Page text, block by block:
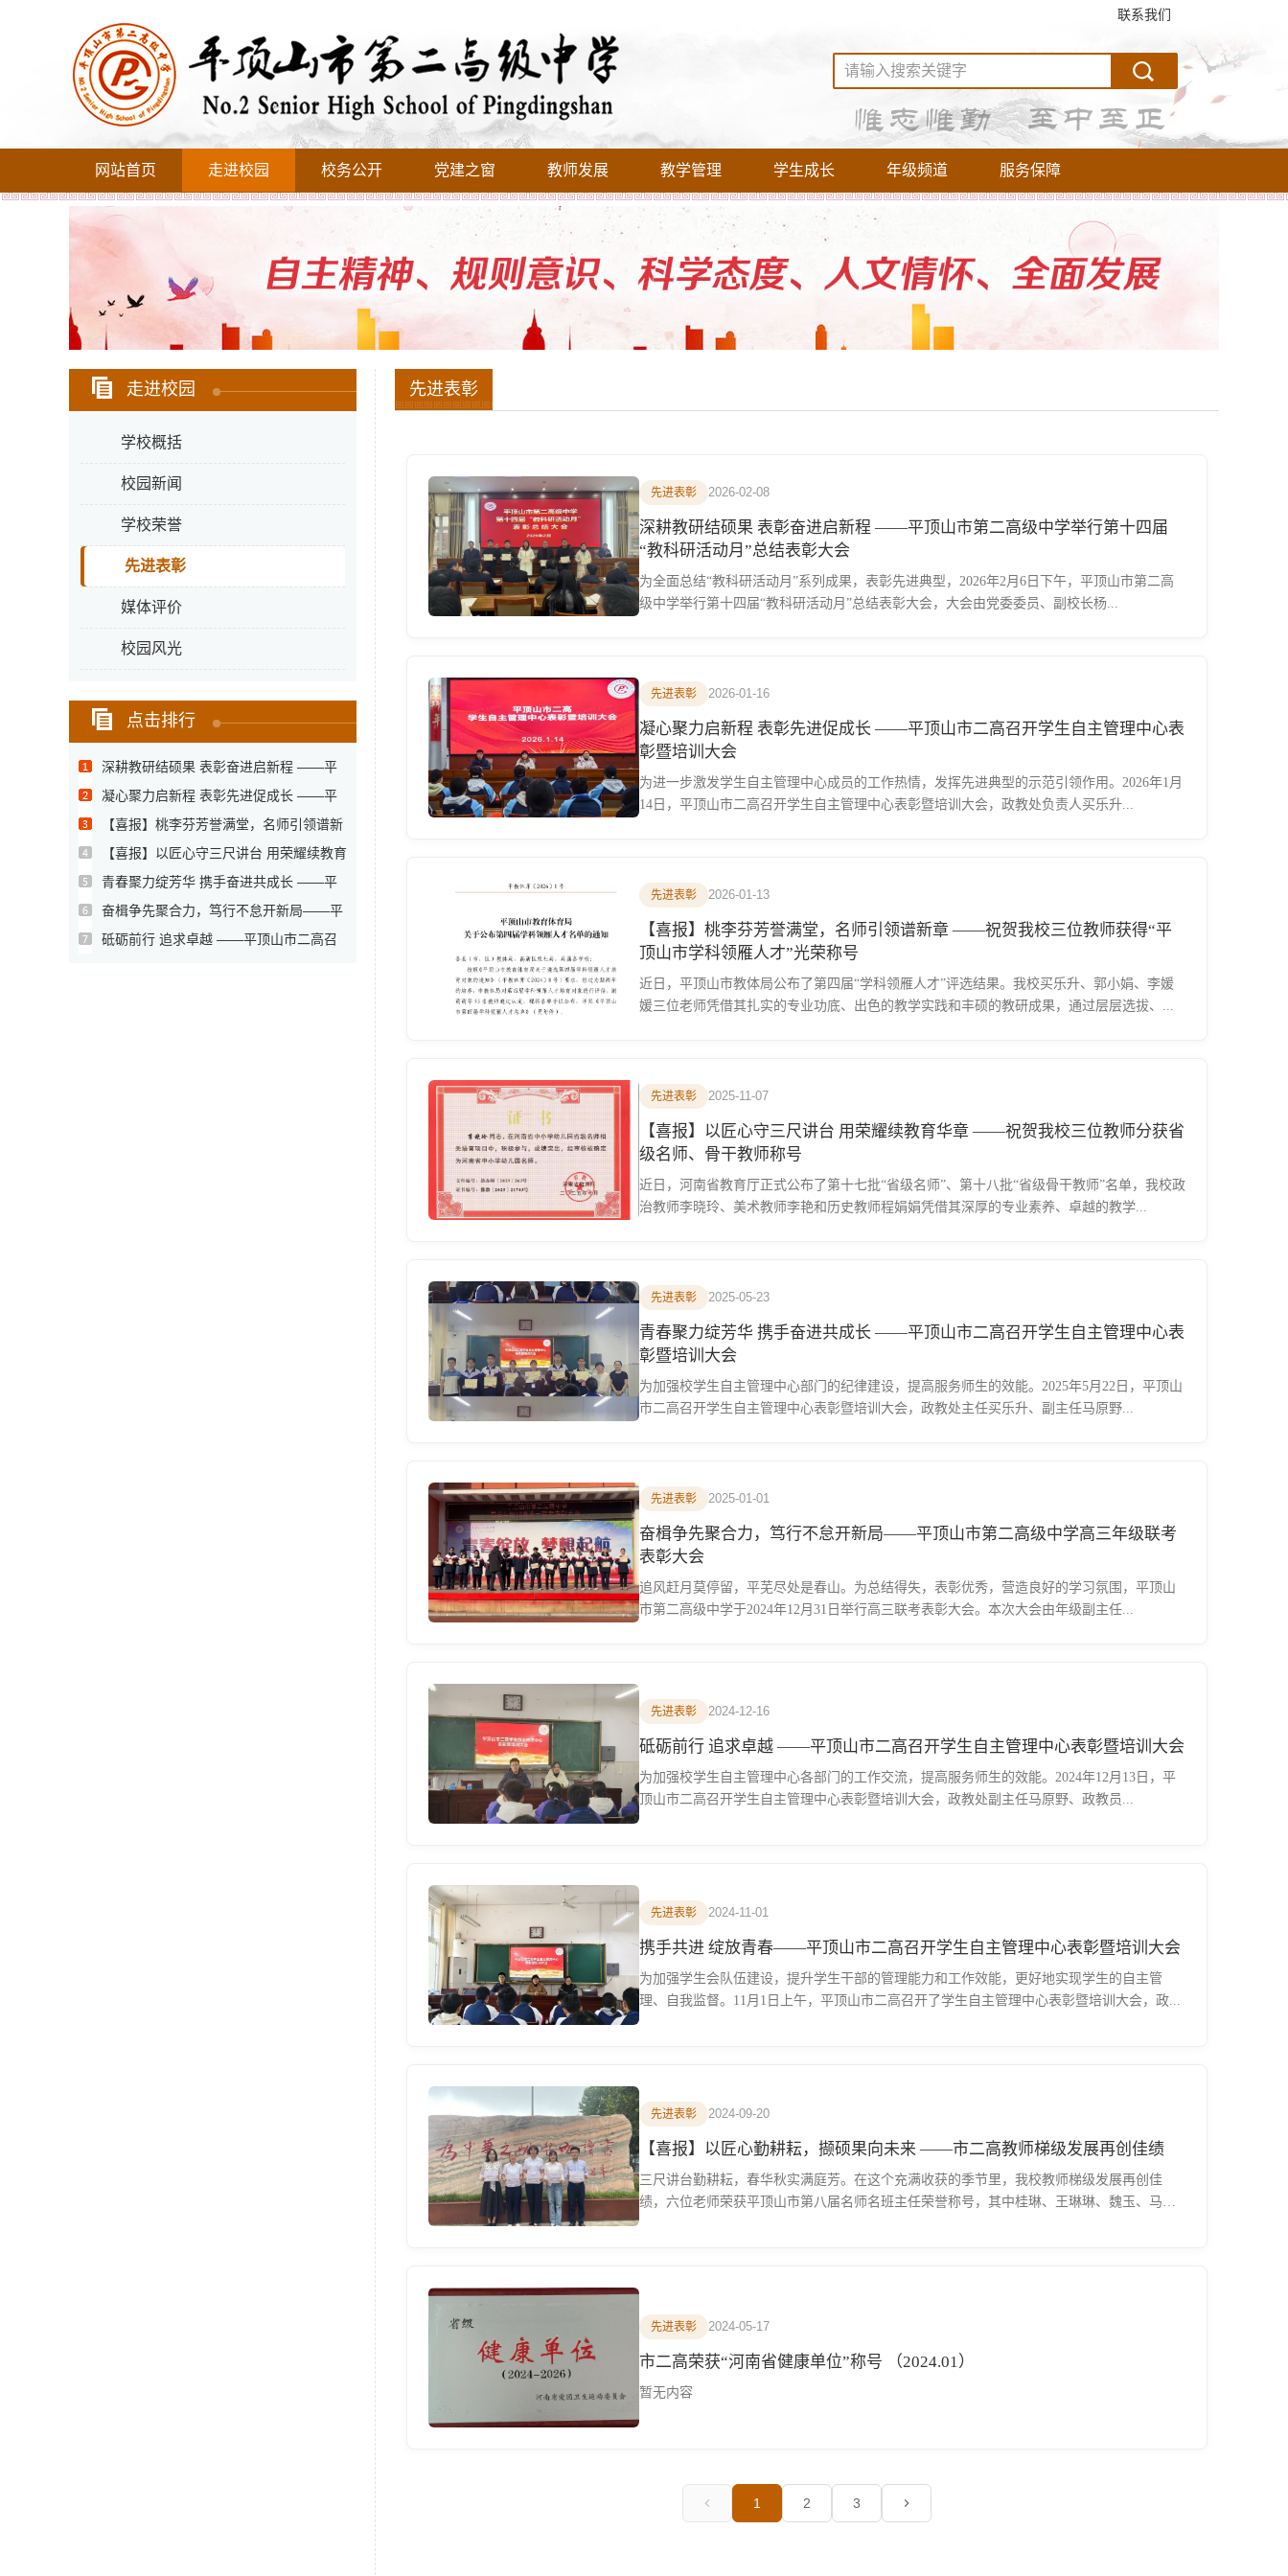
联系我们
网站首页 走进校园 校务公开 党建之窗 教师发展 教学管理 学生成长 年级频道 服务保障
走进校园
学校概括
校园新闻
学校荣誉
先进表彰
媒体评价
校园风光
点击排行
深耕教研结硕果 表彰奋进启新程 ——平
顶...
凝心聚力启新程 表彰先进促成长 ——平
顶...
【喜报】桃李芬芳誉满堂，名师引领谱新
章 ...
【喜报】以匠心守三尺讲台 用荣耀续教育
华...
青春聚力绽芳华 携手奋进共成长 ——平
顶...
奋楫争先聚合力，笃行不怠开新局——平
顶山...
砥砺前行 追求卓越 ——平顶山市二高召
先进表彰
先进表彰 2026-02-08
深耕教研结硕果 表彰奋进启新程 ——平顶山市第二高级中学举行第十四届
“教科研活动月”总结表彰大会
为全面总结“教科研活动月”系列成果，表彰先进典型，2026年2月6日下午，平顶山市第二高
级中学举行第十四届“教科研活动月”总结表彰大会，大会由党委委员、副校长杨...
先进表彰 2026-01-16
凝心聚力启新程 表彰先进促成长 ——平顶山市二高召开学生自主管理中心表
彰暨培训大会
为进一步激发学生自主管理中心成员的工作热情，发挥先进典型的示范引领作用。2026年1月
14日，平顶山市二高召开学生自主管理中心表彰暨培训大会，政教处负责人买乐升...
先进表彰 2026-01-13
【喜报】桃李芬芳誉满堂，名师引领谱新章 ——祝贺我校三位教师获得“平
顶山市学科领雁人才”光荣称号
近日，平顶山市教体局公布了第四届“学科领雁人才”评选结果。我校买乐升、郭小娟、李媛
媛三位老师凭借其扎实的专业功底、出色的教学实践和丰硕的教研成果，通过层层选拔、...
先进表彰 2025-11-07
【喜报】以匠心守三尺讲台 用荣耀续教育华章 ——祝贺我校三位教师分获省
级名师、骨干教师称号
近日，河南省教育厅正式公布了第十七批“省级名师”、第十八批“省级骨干教师”名单，我校政
治教师李晓玲、美术教师李艳和历史教师程娟娟凭借其深厚的专业素养、卓越的教学...
先进表彰 2025-05-23
青春聚力绽芳华 携手奋进共成长 ——平顶山市二高召开学生自主管理中心表
彰暨培训大会
为加强校学生自主管理中心部门的纪律建设，提高服务师生的效能。2025年5月22日，平顶山
市二高召开学生自主管理中心表彰暨培训大会，政教处主任买乐升、副主任马原野...
先进表彰 2025-01-01
奋楫争先聚合力，笃行不怠开新局——平顶山市第二高级中学高三年级联考
表彰大会
追风赶月莫停留，平芜尽处是春山。为总结得失，表彰优秀，营造良好的学习氛围，平顶山
市第二高级中学于2024年12月31日举行高三联考表彰大会。本次大会由年级副主任...
先进表彰 2024-12-16
砥砺前行 追求卓越 ——平顶山市二高召开学生自主管理中心表彰暨培训大会
为加强校学生自主管理中心各部门的工作交流，提高服务师生的效能。2024年12月13日，平
顶山市二高召开学生自主管理中心表彰暨培训大会，政教处副主任马原野、政教员...
先进表彰 2024-11-01
携手共进 绽放青春——平顶山市二高召开学生自主管理中心表彰暨培训大会
为加强学生会队伍建设，提升学生干部的管理能力和工作效能，更好地实现学生的自主管
理、自我监督。11月1日上午，平顶山市二高召开了学生自主管理中心表彰暨培训大会，政...
先进表彰 2024-09-20
【喜报】以匠心勤耕耘，撷硕果向未来 ——市二高教师梯级发展再创佳绩
三尺讲台勤耕耘，春华秋实满庭芳。在这个充满收获的季节里，我校教师梯级发展再创佳
绩，六位老师荣获平顶山市第八届名师名班主任荣誉称号，其中桂琳、王琳琳、魏玉、马原
先进表彰 2024-05-17
市二高荣获“河南省健康单位”称号 （2024.01）
暂无内容
1 2 3